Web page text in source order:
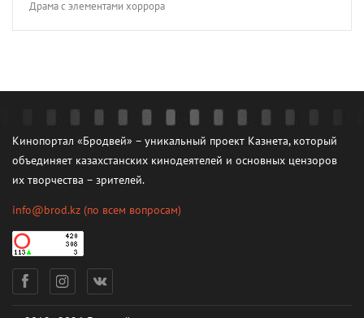
Драма с элементами хоррора
Кинопортал «Бродвей» – уникальный проект Казнета, который
объединяет казахстанских кинодеятелей и основных цензоров
их творчества – зрителей.
info@brod.kz (по всем вопросам)